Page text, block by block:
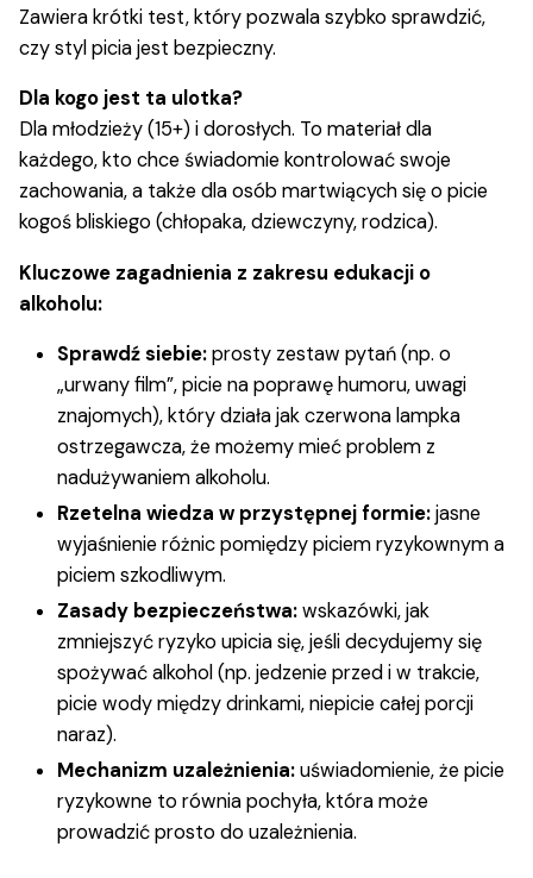
Zawiera krótki test, który pozwala szybko sprawdzić,
czy styl picia jest bezpieczny.
Dla kogo jest ta ulotka?
Dla młodzieży (15+) i dorosłych. To materiał dla
każdego, kto chce świadomie kontrolować swoje
zachowania, a także dla osób martwiących się o picie
kogoś bliskiego (chłopaka, dziewczyny, rodzica).
Kluczowe zagadnienia z zakresu edukacji o
alkoholu:
Sprawdź siebie:prosty zestaw pytań (np. o
„urwany film”, picie na poprawę humoru, uwagi
znajomych), który działa jak czerwona lampka
ostrzegawcza, że możemy mieć problem z
nadużywaniem alkoholu.
Rzetelna wiedza w przystępnej formie:jasne
wyjaśnienie różnic pomiędzy piciem ryzykownym a
piciem szkodliwym.
Zasady bezpieczeństwa:wskazówki, jak
zmniejszyć ryzyko upicia się, jeśli decydujemy się
spożywać alkohol (np. jedzenie przed i w trakcie,
picie wody między drinkami, niepicie całej porcji
naraz).
Mechanizm uzależnienia:uświadomienie, że picie
ryzykowne to równia pochyła, która może
prowadzić prosto do uzależnienia.